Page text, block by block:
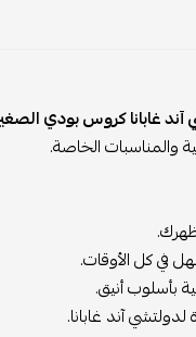
غابانا كروس بودي
والمناسبات الخاصة.
في كل الأوقات.
بأسلوب أنيق.
آند غابانا.